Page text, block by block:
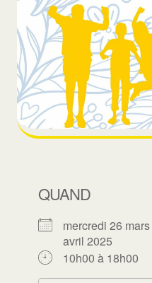
QUAND
mercredi 26
avril 2025
10h00 à 18h00